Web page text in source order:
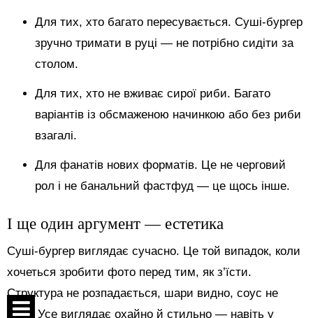
Для тих, хто багато пересувається. Суші-бургер
зручно тримати в руці — не потрібно сидіти за
столом.
Для тих, хто не вживає сирої риби. Багато
варіантів із обсмаженою начинкою або без риби
взагалі.
Для фанатів нових форматів. Це не черговий
рол і не банальний фастфуд — це щось інше.
І ще один аргумент — естетика
Суші-бургер виглядає сучасно. Це той випадок, коли
хочеться зробити фото перед тим, як з’їсти.
Структура не розпадається, шари видно, соус не
тече. Усе виглядає охайно й стильно — навіть у